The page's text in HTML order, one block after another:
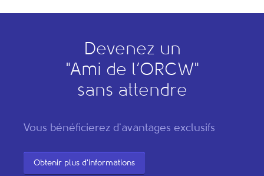
Devenez un
"Ami de l’ORCW"
sans attendre
Vous bénéficierez d'avantages exclusifs
Obtenir plus d'informations